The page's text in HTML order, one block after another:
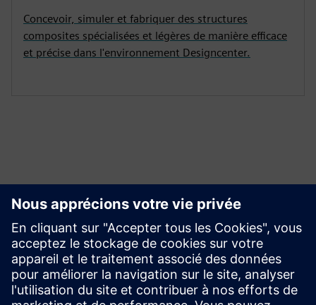
Concevoir, simuler et fabriquer des structures
composites spécialisées et légères de manière efficace
et précise dans l'environnement Designcenter.
Explorez le guide d'achat de
Designcenter
Découvrez plus d'informations sur la configuration système